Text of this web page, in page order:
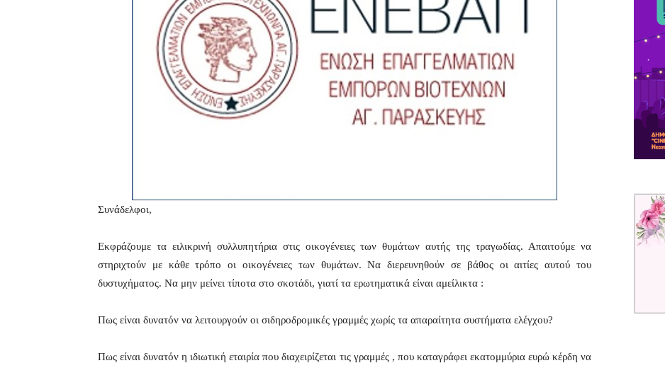
Συνάδελφοι,
Εκφράζουμε τα ειλικρινή συλλυπητήρια στις οικογένειες των θυμάτων αυτής της τραγωδίας. Απαιτούμε να
στηριχτούν με κάθε τρόπο οι οικογένειες των θυμάτων. Να διερευνηθούν σε βάθος οι αιτίες αυτού του
δυστυχήματος. Να μην μείνει τίποτα στο σκοτάδι, γιατί τα ερωτηματικά είναι αμείλικτα :
Πως είναι δυνατόν να λειτουργούν οι σιδηροδρομικές γραμμές χωρίς τα απαραίτητα συστήματα ελέγχου?
Πως είναι δυνατόν η ιδιωτική εταιρία που διαχειρίζεται τις γραμμές , που καταγράφει εκατομμύρια ευρώ κέρδη να